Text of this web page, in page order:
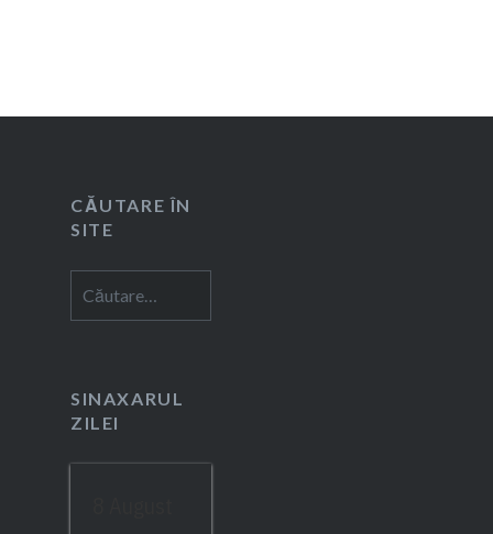
CĂUTARE ÎN
SITE
după:
SINAXARUL
ZILEI